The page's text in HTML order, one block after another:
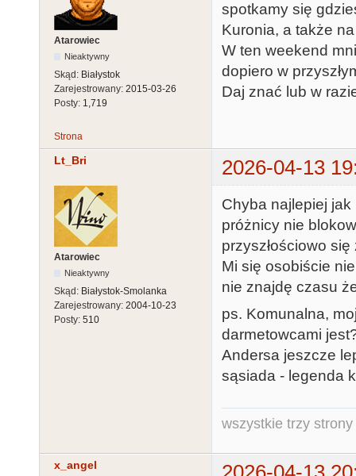
Atarowiec
Nieaktywny
Skąd: Białystok
Zarejestrowany: 2015-03-26
Posty: 1,719
spotkamy się
Kuronia, a także
W ten weekend
dopiero w
Daj znać lub w
Strona
Lt_Bri 2026-04-13
Atarowiec
Nieaktywny
Skąd: Białystok-Smolanka
Zarejestrowany: 2004-10-23
Posty: 510
Chyba najlepiej
próżnicy nie
przyszłościowo
Mi się osobiście
nie znajdę czasu
ps. Komunalna,
darmetowcami
Andersa jeszcze
sąsiada - legenda
wszystkie trzy
x_angel